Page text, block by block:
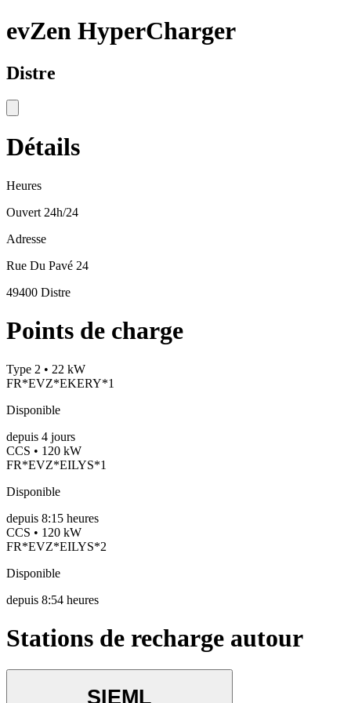
evZen HyperCharger
Distre
Détails
Heures
Ouvert 24h/24
Adresse
Rue Du Pavé 24
49400 Distre
Points de charge
Type 2 • 22 kW
FR*EVZ*EKERY*1
Disponible
depuis 4 jours
CCS • 120 kW
FR*EVZ*EILYS*1
Disponible
depuis 8:15 heures
CCS • 120 kW
FR*EVZ*EILYS*2
Disponible
depuis 8:54 heures
Stations de recharge autour
SIEML